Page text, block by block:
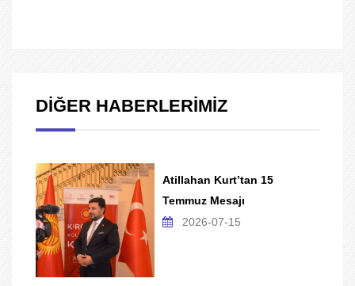
DİĞER HABERLERİMİZ
Atillahan Kurt’tan 15
Temmuz Mesajı
2026-07-15